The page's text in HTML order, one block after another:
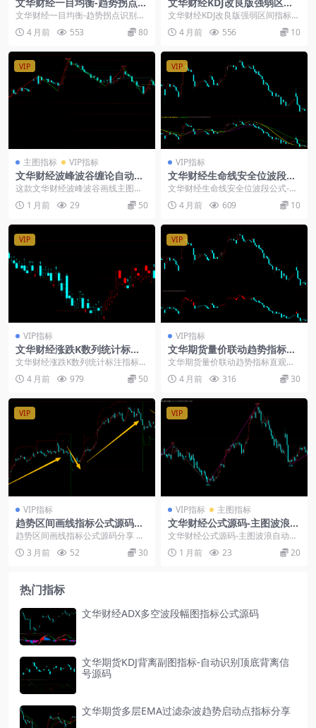
别指标公式
文华财经一目均衡-趋势拐点识别指
标公式： 指标是一款趋势跟踪类技
术分析工具，通过...
4 月前 553 80
指标公式-彩色填充直观辨趋势
文华财经KDJ改良版强弱区间指标公
式-彩色填充直观辨趋势源码： 指标
是在经典波动...
4 月前 556 10
VIP
主图指标 VIP指标
文华财经波峰波谷缠论自动画
线主图指标
这款文华财经波峰波谷画线主图，
依托波段高低点自动绘制缠论结构
线，直观划分行情区间...
1 月前 29 50
VIP
VIP指标
文华财经生命线安全位波段公
式-多线共振趋势指标源码
文华财经生命线安全位波段公式-多
线共振趋势指标源码： 这款指标是
一套完整的走势辅...
4 月前 609 10
VIP
VIP指标
文华财经涨跌K数列统计标注
指标公式
文华财经涨跌K数列统计标注指标公
式： 指标整合MACD、KDJ、RSI、
多空均线...
4 月前 979 50
VIP
VIP指标
文华期货量价联动趋势指标直
观捕捉市场强弱高效识别波段
拐点
文华期货量价联动趋势指标直观捕
捉市场强弱高效识别波段拐点 这是
一款把成交量和价格...
4 月前 316 30
VIP
VIP指标
趋势区间画线指标公式源码分
享 实用盘面趋势研判工具
趋势区间画线指标公式源码分享 实
用盘面趋势研判工具： 日常复盘梳
理行情走势时，想...
3 月前 52 30
VIP
VIP指标 主图指标
文华财经公式源码-主图波浪自
动画线-支撑压力位指标
文华财经公式源码-主图波浪自动画
线-支撑压力位指标： 源码主要逻辑
是用BACKS...
1 月前 23 20
热门指标
文华财经ADX多空波段幅图指标公式源码
文华期货KDJ背离副图指标-自动识别顶底背离信
号源码
文华期货多层EMA过滤杂波趋势启动点指标分享